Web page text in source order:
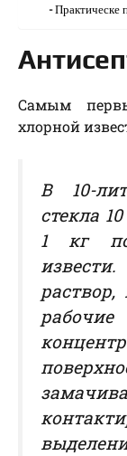
Практическе
Самым
хлорной
В 10-
стекла
1 кг